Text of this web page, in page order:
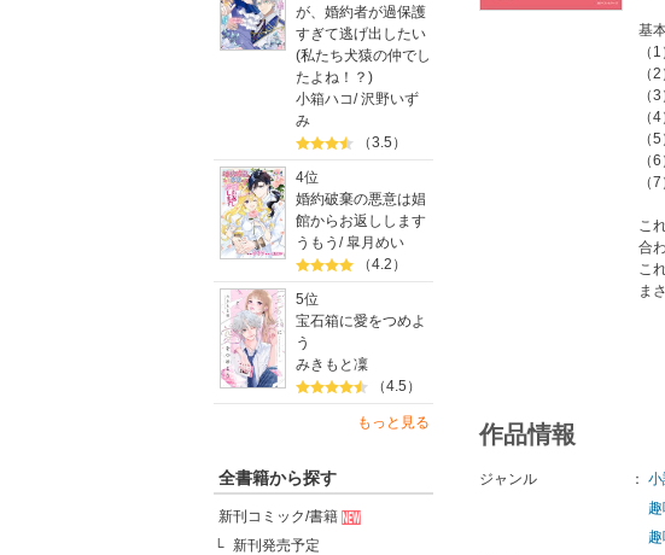
が、婚約者が過保護
すぎて逃げ出したい
(私たち犬猿の仲でし
たよね！？)
小箱ハコ/沢野いず
み
（3.5）
4位
婚約破棄の悪意は娼
館からお返しします
うもう /皐月めい
（4.2）
5位
宝石箱に愛をつめよ
う
みきもと凜
（4.5）
もっと見る
全書籍から探す
新刊コミック/書籍
新刊発売予定
基
（
（
（
（
（
（
（
こ
合
こ
ま
作品情報
ジャンル ：